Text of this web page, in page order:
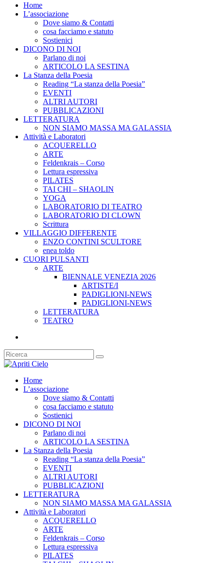
Home
L’associazione
Dove siamo & Contatti
cosa facciamo e statuto
Sostienici
DICONO DI NOI
Parlano di noi
ARTICOLO LA SESTINA
La Stanza della Poesia
Reading “La stanza della Poesia”
EVENTI
ALTRI AUTORI
PUBBLICAZIONI
LETTERATURA
NON SIAMO MASSA MA GALASSIA
Attività e Laboratori
ACQUERELLO
ARTE
Feldenkrais – Corso
Lettura espressiva
PILATES
TAI CHI – SHAOLIN
YOGA
LABORATORIO DI TEATRO
LABORATORIO DI CLOWN
Scrittura
VILLAGGIO DIFFERENTE
ENZO CONTINI SCULTORE
enea toldo
CUORI PULSANTI
ARTE
BIENNALE VENEZIA 2026
ARTISTE/I
PADIGLIONI-NEWS
PADIGLIONI-NEWS
LETTERATURA
TEATRO
Home
L’associazione
Dove siamo & Contatti
cosa facciamo e statuto
Sostienici
DICONO DI NOI
Parlano di noi
ARTICOLO LA SESTINA
La Stanza della Poesia
Reading “La stanza della Poesia”
EVENTI
ALTRI AUTORI
PUBBLICAZIONI
LETTERATURA
NON SIAMO MASSA MA GALASSIA
Attività e Laboratori
ACQUERELLO
ARTE
Feldenkrais – Corso
Lettura espressiva
PILATES